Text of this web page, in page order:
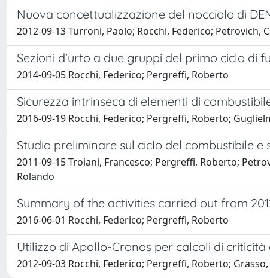
Nuova concettualizzazione del nocciolo di
2012-09-13 Turroni, Paolo; Rocchi, Federico;
Sezioni d’urto a due gruppi del primo ciclo di
2014-09-05 Rocchi, Federico; Pergreffi, Roberto
Sicurezza intrinseca di elementi di
2016-09-19 Rocchi, Federico; Pergreffi, Roberto;
Studio preliminare sul cicIo del combustibile
2011-09-15 Troiani, Francesco; Pergreffi, Roberto;
Rolando
Summary of the activities carried out from
2016-06-01 Rocchi, Federico; Pergreffi, Roberto
Utilizzo di Apollo-Cronos per calcoli di criticità
2012-09-03 Rocchi, Federico; Pergreffi, Roberto;